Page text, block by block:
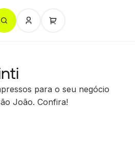
para o seu negócio
João. Confira!